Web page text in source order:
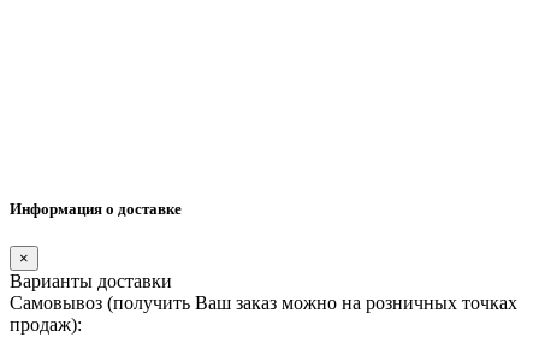
Информация о доставке
×
Варианты доставки
Самовывоз (получить Ваш заказ можно на розничных точках
продаж):